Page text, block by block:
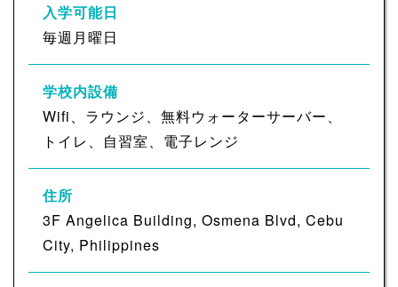
入学可能日
毎週月曜日
学校内設備
Wifi、ラウンジ、無料ウォーターサーバー、
トイレ、自習室、電子レンジ
住所
3F Angelica Building, Osmena Blvd, Cebu
City, Philippines